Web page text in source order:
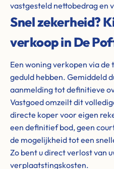
vastgesteld nettobedrag en
Snel zekerheid?
verkoop in De
Een woning verkopen via
geduld hebben. Gemiddeld
aanmelding tot definitieve
Vastgoed omzeilt dit
directe koper voor eigen
een definitief bod, geen
de mogelijkheid tot een
Zo bent u direct verlost van
verplaatstingskosten.